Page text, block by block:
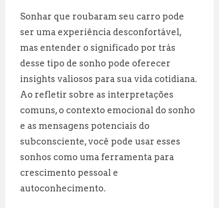
Sonhar que roubaram seu carro pode
ser uma experiência desconfortável,
mas entender o significado por trás
desse tipo de sonho pode oferecer
insights valiosos para sua vida cotidiana.
Ao refletir sobre as interpretações
comuns, o contexto emocional do sonho
e as mensagens potenciais do
subconsciente, você pode usar esses
sonhos como uma ferramenta para
crescimento pessoal e
autoconhecimento.